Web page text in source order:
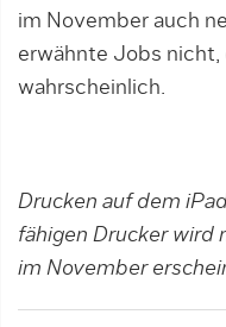
im November auch
erwähnte Jobs nicht,
wahrscheinlich.
Drucken auf dem
fähigen Drucker wird
im November